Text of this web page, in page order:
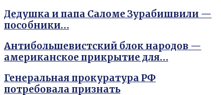
Дедушка и папа Саломе Зурабишвили —
пособники…
Антибольшевистский блок народов —
американское прикрытие для…
Генеральная прокуратура РФ
потребовала признать